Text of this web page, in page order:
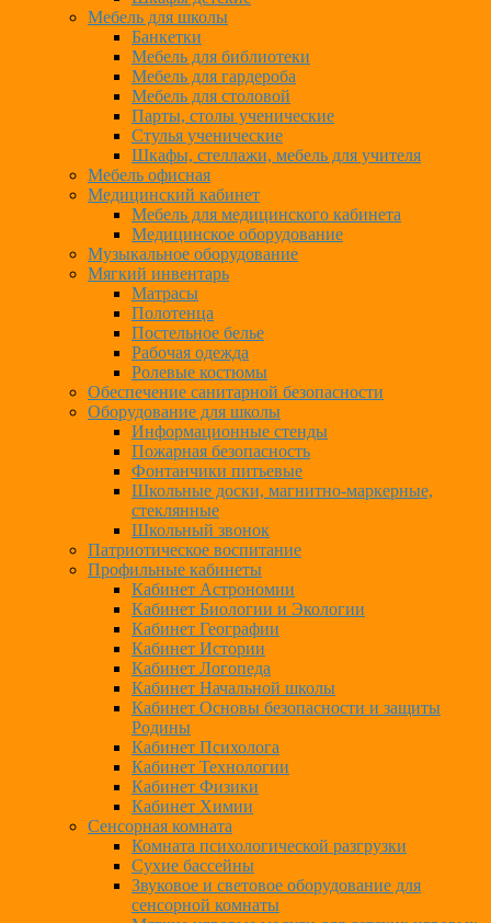
Мебель для школы
Банкетки
Мебель для библиотеки
Мебель для гардероба
Мебель для столовой
Парты, столы ученические
Стулья ученические
Шкафы, стеллажи, мебель для учителя
Мебель офисная
Медицинский кабинет
Мебель для медицинского кабинета
Медицинское оборудование
Музыкальное оборудование
Мягкий инвентарь
Матрасы
Полотенца
Постельное белье
Рабочая одежда
Ролевые костюмы
Обеспечение санитарной безопасности
Оборудование для школы
Информационные стенды
Пожарная безопасность
Фонтанчики питьевые
Школьные доски, магнитно-маркерные,
стеклянные
Школьный звонок
Патриотическое воспитание
Профильные кабинеты
Кабинет Астрономии
Кабинет Биологии и Экологии
Кабинет Географии
Кабинет Истории
Кабинет Логопеда
Кабинет Начальной школы
Кабинет Основы безопасности и защиты
Родины
Кабинет Психолога
Кабинет Технологии
Кабинет Физики
Кабинет Химии
Сенсорная комната
Комната психологической разгрузки
Сухие бассейны
Звуковое и световое оборудование для
сенсорной комнаты